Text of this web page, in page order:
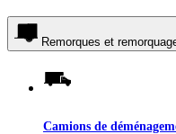
Remorques et
Camions de